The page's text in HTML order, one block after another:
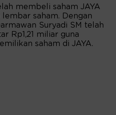
membeli saham JAYA
lembar saham. Dengan
Suryadi SM telah
Rp1,21 miliar guna
saham di JAYA.